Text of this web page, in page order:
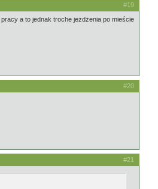
#19
a to jednak troche jeżdżenia po mieście
#20
#21